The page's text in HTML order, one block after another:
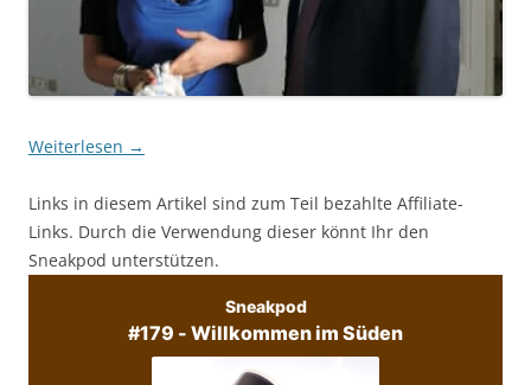
Weiterlesen →
Links in diesem Artikel sind zum Teil bezahlte Affiliate-
Links. Durch die Verwendung dieser könnt Ihr den
Sneakpod unterstützen.